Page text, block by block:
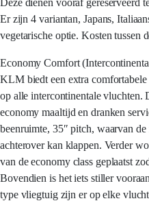
Deze dienen vooraf gereserveerd
Er zijn 4 variantan, Japans,
vegetarische optie. Kosten tussen
Economy Comfort
KLM biedt een extra comfortabele
op alle intercontinentale vluchten.
economy maaltijd en dranken
beenruimte, 35″ pitch, waarvan
achterover kan klappen. Verder
van de economy class geplaatst
Bovendien is het iets stiller
type vliegtuig zijn er op elke